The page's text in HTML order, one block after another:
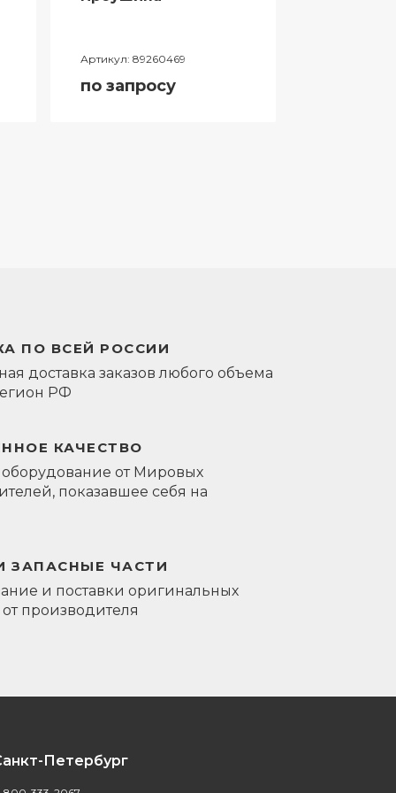
Артикул: 89260469
по запросу
ПО ВСЕЙ РОССИИ
доставка заказов любого объема
РФ
КАЧЕСТВО
оборудование от Мировых
показавшее себя на
ЗАПАСНЫЕ ЧАСТИ
и поставки оригинальных
от производителя
Петербург